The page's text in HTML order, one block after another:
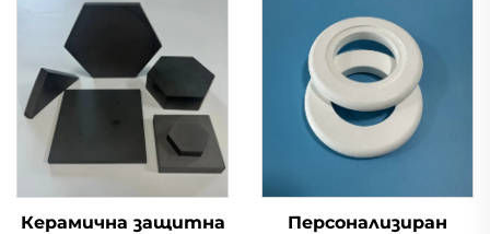
бушинг
нитрид, лист
Керамична защитна
Персонализиран